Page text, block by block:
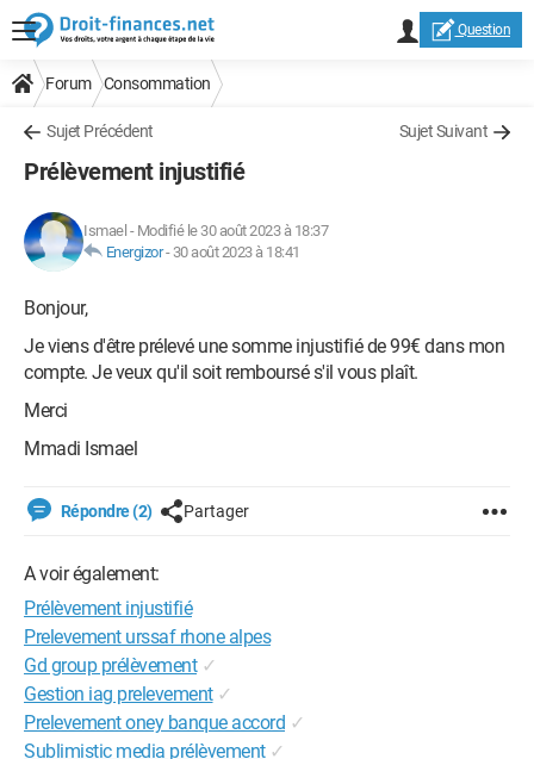
Question
Forum Consommation
Sujet Précédent Sujet Suivant
Prélèvement injustifié
Ismael - Modifié le 30 août 2023 à 18:37
Energizor- 30 août 2023 à 18:41
Bonjour,
Je viens d'être prélevé une somme injustifié de 99€ dans mon
compte. Je veux qu'il soit remboursé s'il vous plaît.
Merci
Mmadi Ismael
Répondre (2) Partager
A voir également:
Prélèvement injustifié
Prelevement urssaf rhone alpes
Gd group prélèvement ✓
Gestion iag prelevement ✓
Prelevement oney banque accord ✓
Sublimistic media prélèvement ✓